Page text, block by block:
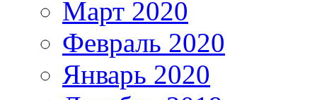
Март 2020
Февраль 2020
Январь 2020